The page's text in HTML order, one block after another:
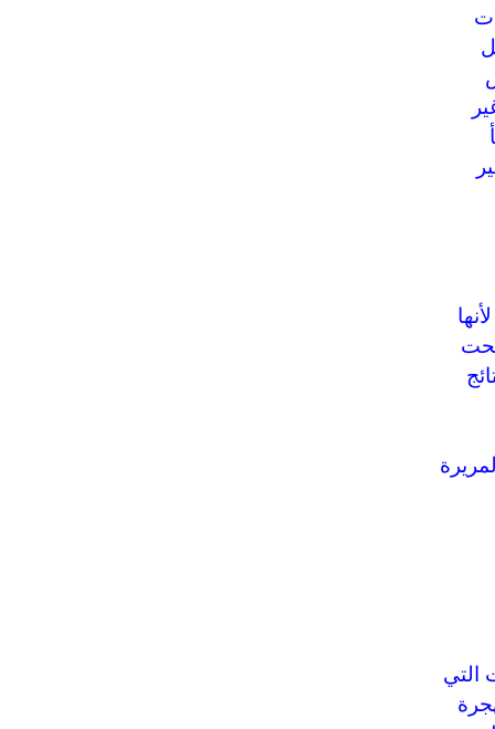
التي